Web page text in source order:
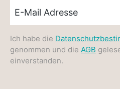
Ich habe die
genommen und die AGB
einverstanden.